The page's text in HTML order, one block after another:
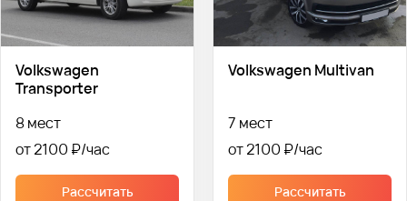
Volkswagen
Transporter
8 мест
от 2100 ₽
Рассчитать
Volkswagen Multivan
7 мест
от 2100 ₽
Рассчитать